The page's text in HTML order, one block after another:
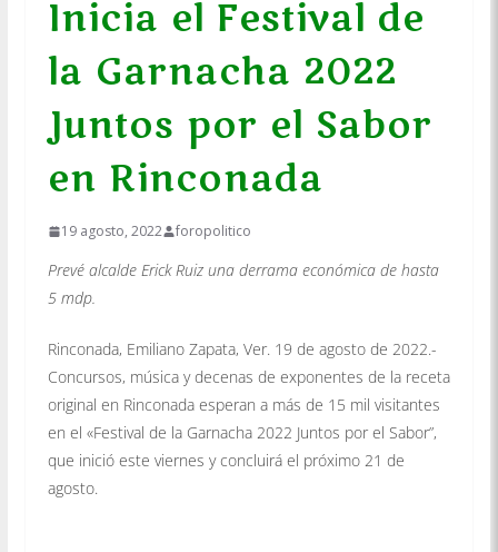
Inicia el Festival de
la Garnacha 2022
Juntos por el Sabor
en Rinconada
19 agosto, 2022 foropolitico
Prevé alcalde Erick Ruiz una derrama económica de hasta
5 mdp.
Rinconada, Emiliano Zapata, Ver. 19 de agosto de 2022.-
Concursos, música y decenas de exponentes de la receta
original en Rinconada esperan a más de 15 mil visitantes
en el «Festival de la Garnacha 2022 Juntos por el Sabor”,
que inició este viernes y concluirá el próximo 21 de
agosto.